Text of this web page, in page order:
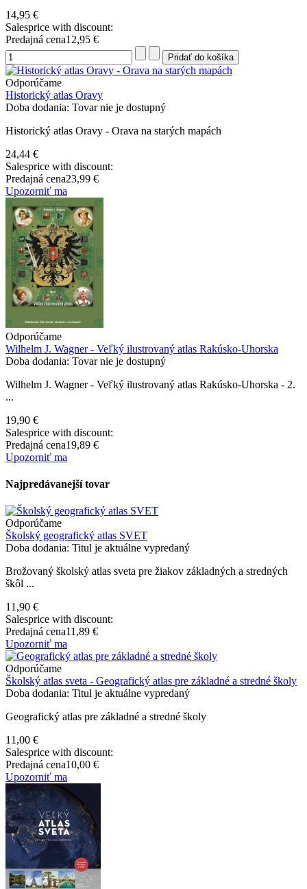
14,95 €
Salesprice with discount:
Predajná cena12,95 €
Odporúčame
Historický atlas Oravy
Doba dodania: Tovar nie je dostupný
Historický atlas Oravy - Orava na starých mapách
24,44 €
Salesprice with discount:
Predajná cena23,99 €
Upozorniť ma
Odporúčame
Wilhelm J. Wagner - Veľký ilustrovaný atlas Rakúsko-Uhorska
Doba dodania: Tovar nie je dostupný
Wilhelm J. Wagner - Veľký ilustrovaný atlas Rakúsko-Uhorska - 2.
...
19,90 €
Salesprice with discount:
Predajná cena19,89 €
Upozorniť ma
Najpredávanejší tovar
Odporúčame
Školský geografický atlas SVET
Doba dodania: Titul je aktuálne vypredaný
Brožovaný školský atlas sveta pre žiakov základných a stredných
škôl ...
11,90 €
Salesprice with discount:
Predajná cena11,89 €
Upozorniť ma
Odporúčame
Školský atlas sveta - Geografický atlas pre základné a stredné školy
Doba dodania: Titul je aktuálne vypredaný
Geografický atlas pre základné a stredné školy
11,00 €
Salesprice with discount:
Predajná cena10,00 €
Upozorniť ma